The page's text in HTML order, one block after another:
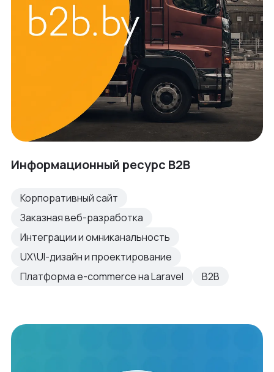
Информационный ресурс B2B
Корпоративный сайт
Заказная веб-разработка
Интеграции и омниканальность
UX\UI-дизайн и проектирование
Платформа e-commerce на Laravel
B2B